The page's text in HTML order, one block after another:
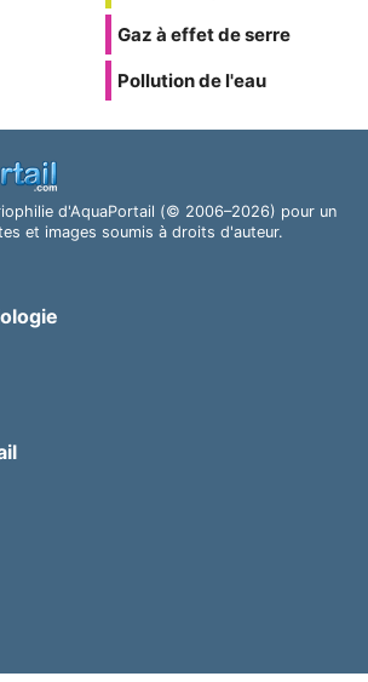
Gaz à effet de serre
Pollution de l'eau
d'AquaPortail (© 2006–2026) pour un
et images soumis à droits d'auteur.